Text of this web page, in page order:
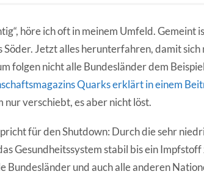
höre ich oft in meinem Umfeld. Gemeint
Jetzt alles herunterfahren, damit sich
folgen nicht alle Bundesländer dem
Quarks erklärt in einem
nur verschiebt, es aber nicht löst.
für den Shutdown: Durch die sehr
Gesundheitssystem stabil bis ein Impfstoff
Bundesländer und auch alle anderen